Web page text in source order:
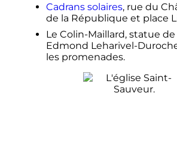
Cadrans solaires, rue du
de la République et place
Le Colin-Maillard, statue
Edmond Leharivel-
les promenades.